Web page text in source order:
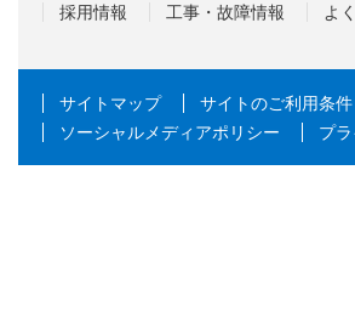
採用情報 工事・故障情報 よ
サイトマップ サイトのご利用条件
ソーシャルメディアポリシー
プ